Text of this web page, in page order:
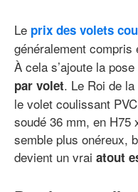
Le prix des volets
généralement compris
À cela s’ajoute la
par volet. Le Roi de
le volet coulissant
soudé 36 mm, en H75
semble plus onéreux,
devient un vrai atout